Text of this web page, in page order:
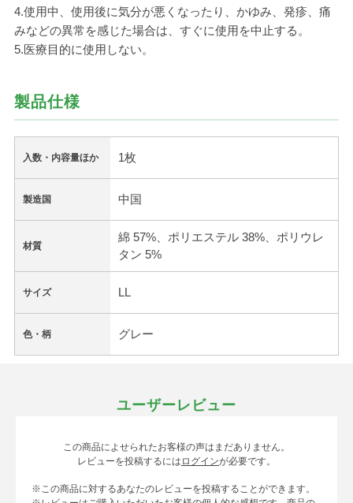
4.使用中、使用後に気分が悪くなったり、かゆみ、発疹、痛
みなどの異常を感じた場合は、すぐに使用を中止する。
5.医療目的に使用しない。
製品仕様
入数・内容量ほか 1枚
製造国 中国
材質
綿 57%、ポリエステル 38%、ポリウレ
タン 5%
サイズ LL
色・柄 グレー
ユーザーレビュー
この商品によせられたお客様の声はまだありません。
レビューを投稿するには ログインが必要です。
※この商品に対するあなたのレビューを投稿することができます。